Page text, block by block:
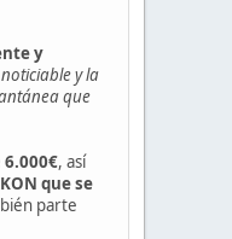
y
y la
que
6.000€, así
que se
parte